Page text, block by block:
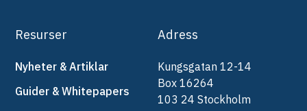
Resurser
Nyheter & Artiklar
Guider & Whitepapers
Adress
Kungsgatan 12-14
Box 16264
103 24 Stockholm